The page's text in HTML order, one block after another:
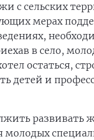
с сельских
мерах
в село,
остаться,
детей и
развивать